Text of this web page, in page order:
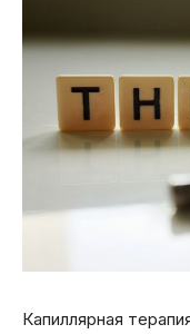
Капиллярная